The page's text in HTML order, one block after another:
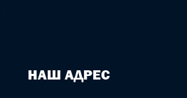
НАШ АДРЕС